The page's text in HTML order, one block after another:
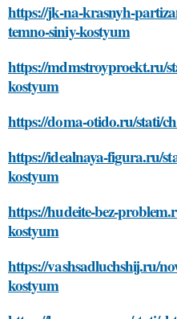
https://jk-na-krasnyh-
temno-siniy-kostyum
https://mdmstroyproekt.ru/
kostyum
https://doma-otido.ru/stati/
https://idealnaya-figura.ru/
kostyum
https://hudeite-bez-
kostyum
https://vashsadluchshij.ru/
kostyum